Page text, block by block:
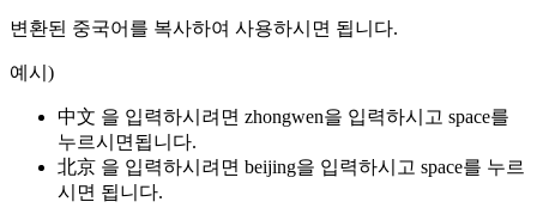
변환된 중국어를 복사하여 사용하시면 됩니다.
예시)
中文 을 입력하시려면 zhongwen을 입력하시고 space를
누르시면됩니다.
北京 을 입력하시려면 beijing을 입력하시고 space를 누르
시면 됩니다.